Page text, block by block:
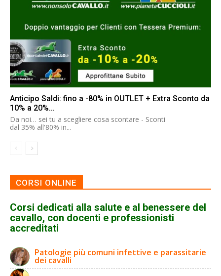
Anticipo Saldi: fino a -80% in OUTLET + Extra Sconto da
10% a 20%...
Da noi… sei tu a scegliere cosa scontare - Sconti
dal 35% all'80% in...
CORSI ONLINE
Corsi dedicati alla salute e al benessere del
cavallo, con docenti e professionisti
accreditati
Patologie più comuni infettive e parassitarie
dei cavalli